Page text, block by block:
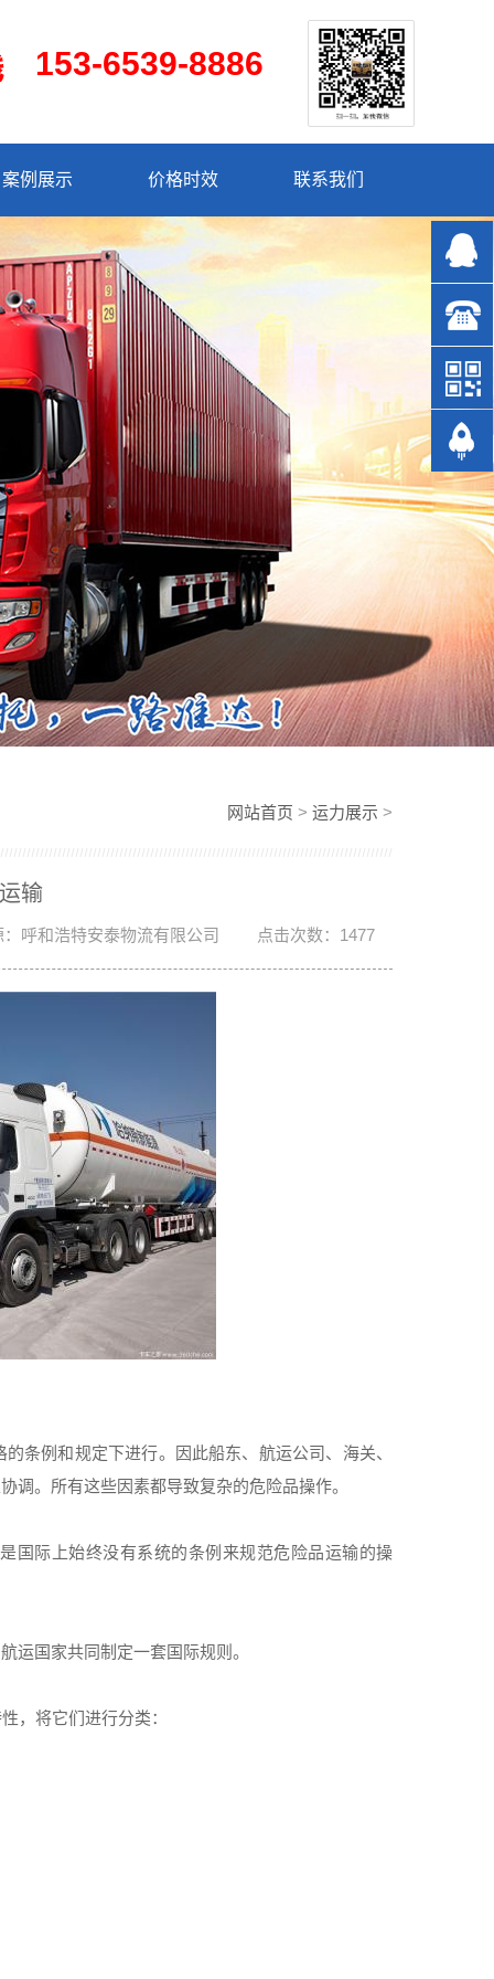
153-6539-8886
案例展示 价格时效 联系我们
网站首页 > 运力展示 >
输
：呼和浩特安泰物流有限公司 点击次数：1477
条例和规定下进行。因此船东、航运公司、海关、
调。所有这些因素都导致复杂的危险品操作。
国际上始终没有系统的条例来规范危险品运输的操
运国家共同制定一套国际规则。
，将它们进行分类：
153-